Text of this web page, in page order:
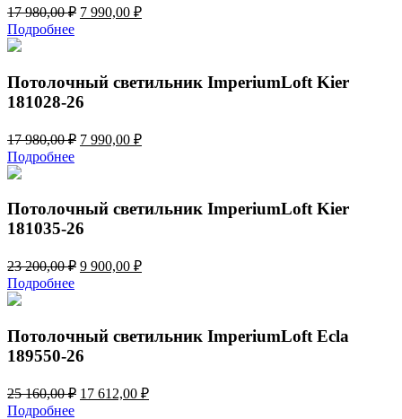
17 980,00₽ Первоначальная
980,00 ₽.
7 990,00 ₽Текущая
Подробнее
Потолочный светильник ImperiumLoft Kier
181028-26
17 980,00₽ Первоначальная
980,00 ₽.
7 990,00 ₽Текущая
Подробнее
Потолочный светильник ImperiumLoft Kier
181035-26
23 200,00₽ Первоначальная
200,00 ₽.
9 900,00 ₽Текущая
Подробнее
Потолочный светильник ImperiumLoft Ecla
189550-26
25 160,00₽ Первоначальная
17 612,00 ₽Текущая
Подробнее